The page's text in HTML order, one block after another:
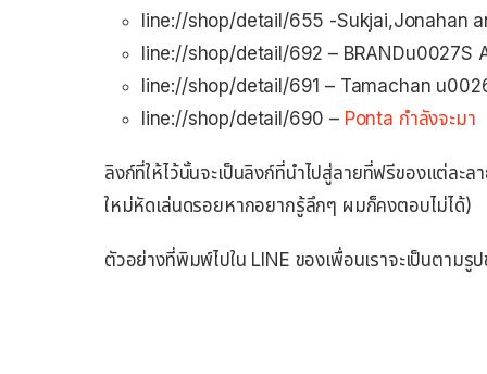
line://shop/detail/655 -Sukjai,Jonahan
line://shop/detail/692 – BRANDu0027S
line://shop/detail/691 – Tamachan
line://shop/detail/690 – Ponta กำลังจะมา
ลิงก์ที่ให้ไว้นั้นจะเป็นลิงก์ที่นำไปสู่ลายที่ฟรีของแต่ละล
ใหม่หัดเล่นดรอยหากอยากรู้ลึกๆ ผมก็คงตอบไม่ได้)
ตัวอย่างที่พิมพ์ไปใน LINE ของเพื่อนเราจะเป็นตามรู